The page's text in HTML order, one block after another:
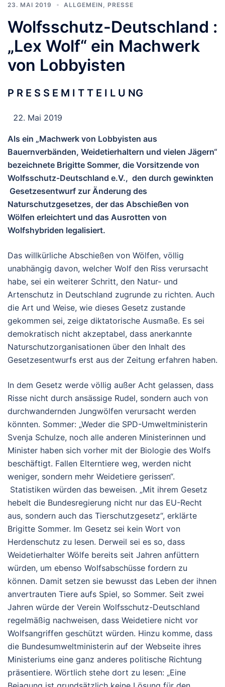
23. MAI 2019 ALLGEMEIN PRESSE
Wolfsschutz-Deutschland :
„Lex Wolf“ ein Machwerk
von Lobbyisten
P R E S S E M I T T E I L U NG
Mai 2019
Als ein „Machwerk von Lobbyisten aus
Bauernverbänden, Weidetierhaltern und vielen Jägern“
bezeichnete Brigitte Sommer, die Vorsitzende von
Wolfsschutz-Deutschland e.V., den durch gewinkten
Gesetzesentwurf zur Änderung des
Naturschutzgesetzes, der das Abschießen von
Wölfen erleichtert und das Ausrotten von
Wolfshybriden legalisiert.
Das willkürliche Abschießen von Wölfen, völlig
unabhängig davon, welcher Wolf den Riss verursacht
habe, sei ein weiterer Schritt, den Natur- und
Artenschutz in Deutschland zugrunde zu richten. Auch
die Art und Weise, wie dieses Gesetz zustande
gekommen sei, zeige diktatorische Ausmaße. Es sei
demokratisch nicht akzeptabel, dass anerkannte
Naturschutzorganisationen über den Inhalt des
Gesetzesentwurfs erst aus der Zeitung erfahren haben.
In dem Gesetz werde völlig außer Acht gelassen, dass
Risse nicht durch ansässige Rudel, sondern auch von
durchwandernden Jungwölfen verursacht werden
könnten. Sommer: „Weder die SPD-Umweltministerin
Svenja Schulze, noch alle anderen Ministerinnen und
Minister haben sich vorher mit der Biologie des Wolfs
beschäftigt. Fallen Elterntiere weg, werden nicht
weniger, sondern mehr Weidetiere gerissen“.
Statistiken würden das beweisen. „Mit ihrem Gesetz
hebelt die Bundesregierung nicht nur das EU-Recht
aus, sondern auch das Tierschutzgesetz“, erklärte
Brigitte Sommer. Im Gesetz sei kein Wort von
Herdenschutz zu lesen. Derweil sei es so, dass
Weidetierhalter Wölfe bereits seit Jahren anfüttern
würden, um ebenso Wolfsabschüsse fordern zu
können. Damit setzen sie bewusst das Leben der ihnen
anvertrauten Tiere aufs Spiel, so Sommer. Seit zwei
Jahren würde der Verein Wolfsschutz-Deutschland
regelmäßig nachweisen, dass Weidetiere nicht vor
Wolfsangriffen geschützt würden. Hinzu komme, dass
die Bundesumweltministerin auf der Webseite ihres
Ministeriums eine ganz anderes politische Richtung
präsentiere. Wörtlich stehe dort zu lesen: „Eine